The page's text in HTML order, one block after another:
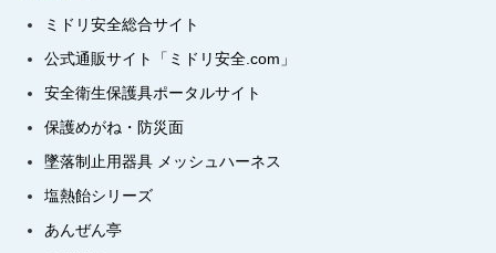
ミドリ安全総合サイト
公式通販サイト「ミドリ安全.com」
安全衛生保護具ポータルサイト
保護めがね・防災面
墜落制止用器具 メッシュハーネス
塩熱飴シリーズ
あんぜん亭